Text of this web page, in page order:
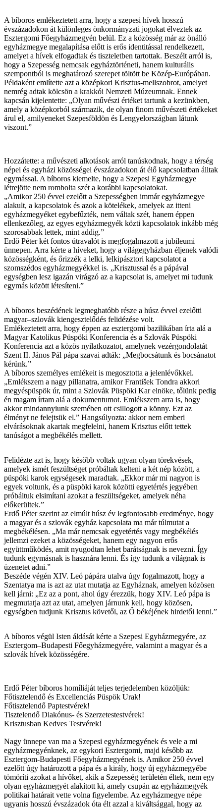
A bíboros emlékeztetett arra, hogy a szepesi hívek hosszú
évszázadokon át különleges önkormányzati jogokat élveztek az
Esztergomi Főegyházmegyén belül. Ez a közösség már az önálló
egyházmegye megalapítása előtt is erős identitással rendelkezett,
amelyet a hívek elfogadtak és tiszteletben tartottak. Beszélt arról is,
hogy a Szepesség nemcsak egyháztörténeti, hanem kulturális
szempontból is meghatározó szerepet töltött be Közép-Európában.
Példaként említette azt a középkori Krisztus-mellszobrot, amelyet
nemrég adtak kölcsön a krakkói Nemzeti Múzeumnak. Ennek
kapcsán kijelentette: „Olyan művészi értéket tartunk a kezünkben,
amely a középkorból származik, de olyan finom művészeti értékeket
árul el, amilyeneket Szepesföldön és Lengyelországban látunk
viszont.”
Hozzátette: a művészeti alkotások arról tanúskodnak, hogy a térség
népei és egyházi közösségei évszázadokon át élő kapcsolatban álltak
egymással. A bíboros kiemelte, hogy a Szepesi Egyházmegye
létrejötte nem rombolta szét a korábbi kapcsolatokat.
„Amikor 250 évvel ezelőtt a Szepességben immár egyházmegye
alakult, a kapcsolatok és azok a kötelékek, amelyek az itteni
egyházmegyéket egybefűzték, nem váltak szét, hanem éppen
ellenkezőleg, az egyes egyházmegyék közti kapcsolatok inkább még
szorosabbak lettek, mint addig.”
Erdő Péter két fontos útravalót is megfogalmazott a jubileumi
ünnepen. Arra kérte a híveket, hogy a világegyházban éljenek valódi
közösségként, és őrizzék a lelki, lelkipásztori kapcsolatot a
szomszédos egyházmegyékkel is. „Krisztussal és a pápával
egységben lesz igazán virágzó az a kapcsolat is, amelyet mi tudunk
egymás között létesíteni.”
A bíboros beszédének legmeghatóbb része a húsz évvel ezelőtti
magyar–szlovák kiengesztelődés felidézése volt.
Emlékeztetett arra, hogy éppen az esztergomi bazilikában írta alá a
Magyar Katolikus Püspöki Konferencia és a Szlovák Püspöki
Konferencia azt a közös nyilatkozatot, amelynek vezérgondolatát
Szent II. János Pál pápa szavai adták: „Megbocsátunk és bocsánatot
kérünk.”
A bíboros személyes emlékeit is megosztotta a jelenlévőkkel.
„Emlékszem a nagy pillanatra, amikor František Tondra akkori
megyéspüspök úr, mint a Szlovák Püspöki Kar elnöke, tőlünk pedig
én magam írtam alá a dokumentumot. Emlékszem arra is, hogy
akkor mindannyiunk szemében ott csillogott a könny. Ezt az
élményt ne felejtsük el.” Hangsúlyozta: akkor nem emberi
elvárásoknak akartak megfelelni, hanem Krisztus előtt tettek
tanúságot a megbékélés mellett.
Felidézte azt is, hogy később voltak ugyan olyan törekvések,
amelyek ismét feszültséget próbáltak kelteni a két nép között, a
püspöki karok egységesek maradtak. „Ekkor már mi nagyon is
egyek voltunk, és a püspöki karok közötti egyetértés jegyében
próbáltuk elsimítani azokat a feszültségeket, amelyek néha
előkerültek.”
Erdő Péter szerint az elmúlt húsz év legfontosabb eredménye, hogy
a magyar és a szlovák egyház kapcsolata ma már túlmutat a
megbékélésen. „Ma már nemcsak egyetértés vagy megbékélés
jellemzi ezeket a közösségeket, hanem egy nagyon erős
együttműködés, amit nyugodtan lehet barátságnak is nevezni. Így
tudunk egymásnak is hasznára lenni. És így tudunk a világnak is
üzenetet adni.”
Beszéde végén XIV. Leó pápára utalva úgy fogalmazott, hogy a
Szentatya ma is azt az utat mutatja az Egyháznak, amelyen közösen
kell járni: „Ez az a pont, ahol úgy érezzük, hogy XIV. Leó pápa is
megmutatja azt az utat, amelyen járnunk kell, hogy közösen,
egységben tudjunk Krisztus követői, az Ő békéjének hirdetői lenni.”
A bíboros végül Isten áldását kérte a Szepesi Egyházmegyére, az
Esztergom–Budapesti Főegyházmegyére, valamint a magyar és a
szlovák hívek közösségére.
Erdő Péter bíboros homíliáját teljes terjedelemben közöljük:
Főtisztelendő és Excellenciás Püspök Urak!
Főtisztelendő Paptestvérek!
Tisztelendő Diakónus- és Szerzetestestvérek!
Krisztusban Kedves Testvérek!
Nagy ünnepe van ma a Szepesi egyházmegyének és vele a mi
egyházmegyénknek, az egykori Esztergomi, majd később az
Esztergom-Budapesti Főegyházmegyének is. Amikor 250 évvel
ezelőtt úgy határozott a pápa és a király, hogy új egyházmegyébe
tömöríti azokat a hívőket, akik a Szepesség területén éltek, nem egy
olyan egyházmegyét alakított ki, amely csupán az egyházmegyék
politikai határait vette volna figyelembe. Az egyházmegye népe
ugyanis hosszú évszázadok óta élt azzal a kiváltsággal, hogy az